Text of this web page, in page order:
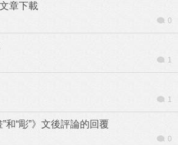
章下載
0
1
1
和“彫”》文後評論的回覆
0